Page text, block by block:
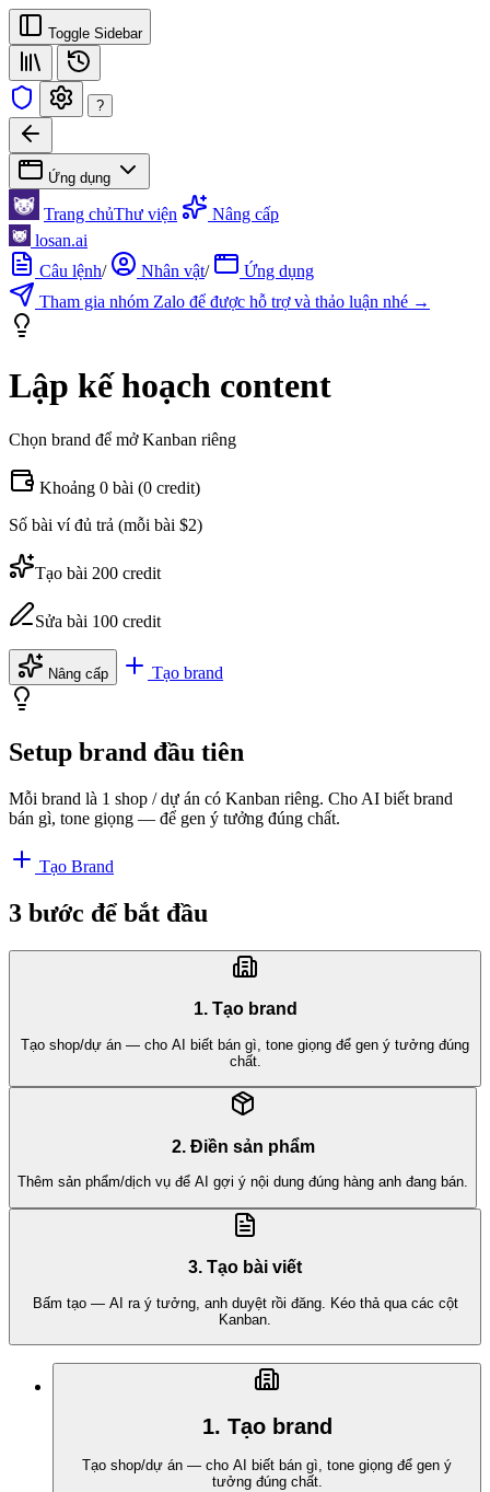
Toggle Sidebar
?
Ứng dụng
Trang chủThư viện
Nâng cấp
losan.ai
Câu lệnh/ Nhân vật/
Ứng dụng
Tham gia nhóm Zalo để được hỗ trợ và thảo luận nhé →
Lập kế hoạch content
Chọn brand để mở Kanban riêng
Khoảng 0 bài (0 credit)
Số bài ví đủ trả (mỗi bài $2)
Tạo bài 200 credit
Sửa bài 100 credit
Nâng cấp Tạo brand
Setup brand đầu tiên
Mỗi brand là 1 shop / dự án có Kanban riêng. Cho AI biết brand
bán gì, tone giọng — để gen ý tưởng đúng chất.
Tạo Brand
3 bước để bắt đầu
1. Tạo brand
Tạo shop/dự án — cho AI biết bán gì, tone giọng để gen ý tưởng đúng
chất.
2. Điền sản phẩm
Thêm sản phẩm/dịch vụ để AI gợi ý nội dung đúng hàng anh đang bán.
3. Tạo bài viết
Bấm tạo — AI ra ý tưởng, anh duyệt rồi đăng. Kéo thả qua các cột
Kanban.
1. Tạo brand
Tạo shop/dự án — cho AI biết bán gì, tone giọng để gen ý
tưởng đúng chất.